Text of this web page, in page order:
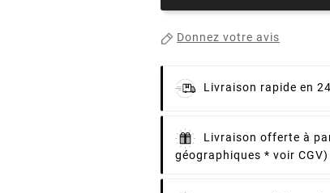
Donnez votre avis
Livraison rapide en
Livraison offerte à
géographiques * voir CGV)